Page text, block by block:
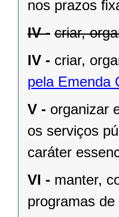
nos prazos
IV - criar,
IV - criar,
pela Emenda
V - organizar
os serviços
caráter
VI - manter,
programas